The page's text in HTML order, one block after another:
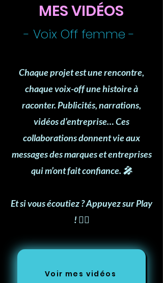
MES VIDÉOS
- Voix Off femme -
Chaque projet est une rencontre,
chaque voix-off une histoire à
raconter. Publicités, narrations,
vidéos d’entreprise… Ces
collaborations donnent vie aux
messages des marques et entreprises
qui m’ont fait confiance. 🎤
Et si vous écoutiez ? Appuyez sur Play
! 👇🏻
Voir mes vidéos